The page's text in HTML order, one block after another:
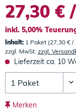
27,30 €
inkl. 5,00%
Inhalt: 1 Paket (27,30 € /
zzgl. MwSt. zzgl.
Lieferzeit ca. 10
Merken